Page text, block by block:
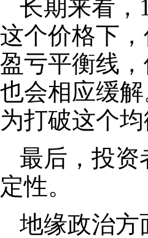
长期来看，
这个价格下
盈亏平衡线
也会相应缓
为打破这个
最后，投资
定性。
地缘政治方